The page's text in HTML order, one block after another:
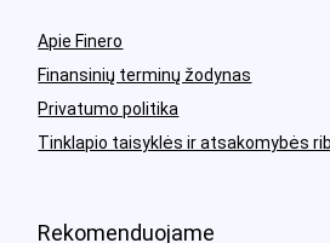
Apie Finero
Finansinių terminų žodynas
Privatumo politika
Tinklapio taisyklės ir atsakomybės
Rekomenduojame